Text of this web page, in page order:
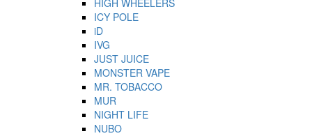
ICY POLE
iD
IVG
JUST JUICE
MONSTER VAPE
MR. TOBACCO
MUR
NIGHT LIFE
NUBO